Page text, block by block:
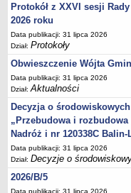
Postać dokumentów
Akty Prawne, Dzienniki
Prawo miejscowe
Zarządzenia
Studium uwarunkowań i
przestrzennego
Dane przestrzenne -
Stałe obwody
obwodowych komisji
Plan ogólny gminy Rypin
Protokół z XXVI sesji
2026 roku
Data publikacji: 31 lipca 2026
Dział:Protokoły
Obwieszczenie Wójta
Data publikacji: 31 lipca 2026
Dział:Aktualności
Decyzja o
„Przebudowa i
Nadróż i nr 120338C Balin-
Data publikacji: 31 lipca 2026
Dział:Decyzje o
2026/B/5
Data publikacji: 31 lipca 2026